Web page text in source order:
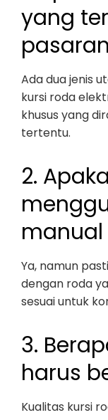
yang
Ada dua jenis
kursi roda
khusus yang
tertentu.
2.
Ya, namun
dengan roda
sesuai untuk
3.
harus
Kualitas kursi